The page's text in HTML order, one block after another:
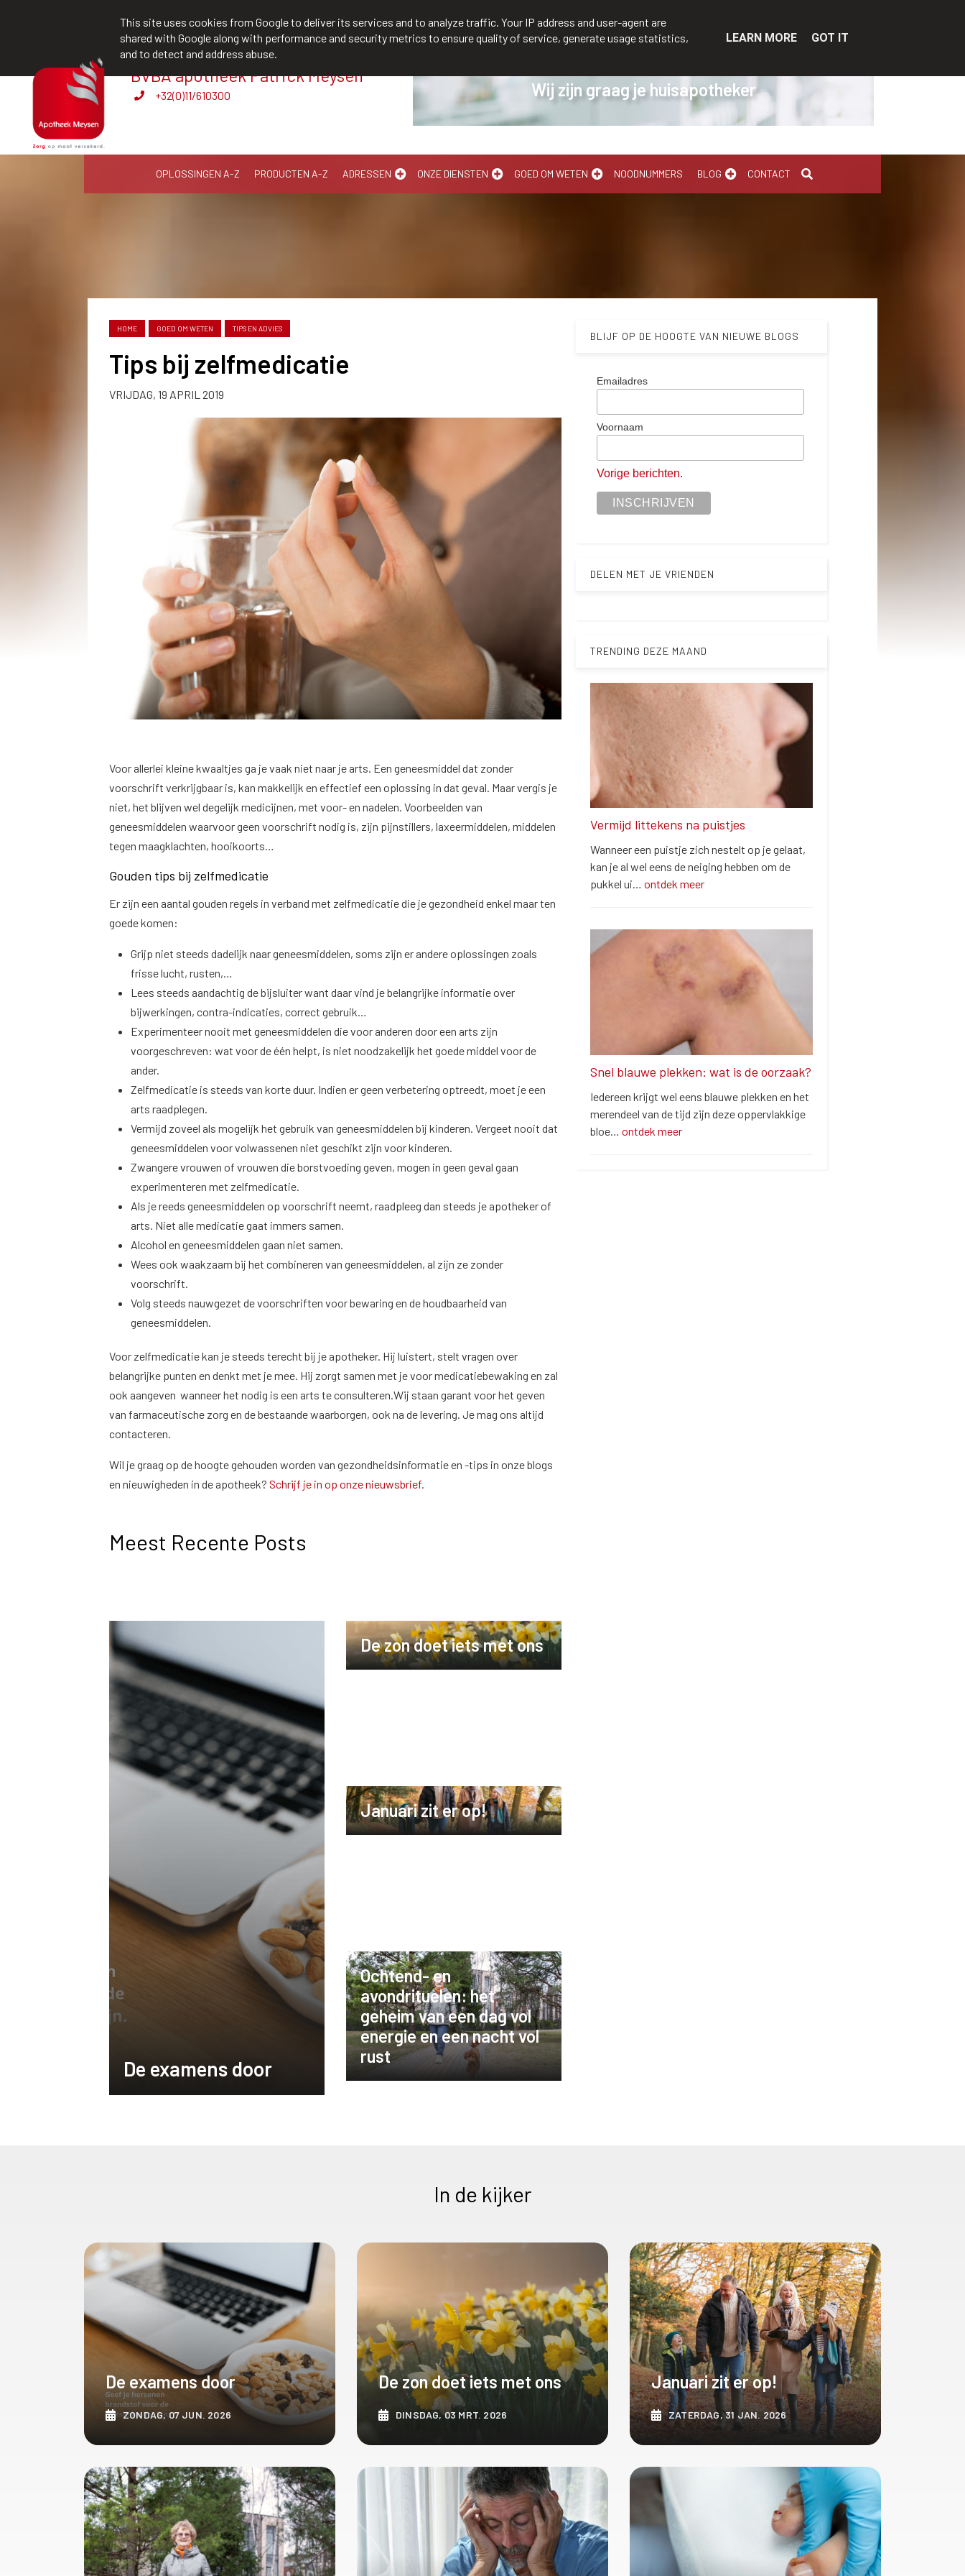
team@apotheekmeysen.be +32(0)11/610300
BVBA apotheek Patrick Meysen
+32(0)11/610300
Wij zijn graag je huisapotheker Verhuur persoonlijke hulpmiddelen
OPLOSSINGEN A-Z PRODUCTEN A-Z ADRESSEN ONZE DIENSTEN GOED OM WETEN NOODNUMMERS BLOG CONTACT
HOME GOED OM WETEN TIPS EN ADVIES
Tips bij zelfmedicatie
VRIJDAG, 19 APRIL 2019
Voor allerlei kleine kwaaltjes ga je vaak niet naar je arts. Een geneesmiddel dat zonder
voorschrift verkrijgbaar is, kan makkelijk en effectief een oplossing in dat geval. Maar vergis je
niet, het blijven wel degelijk medicijnen, met voor- en nadelen. Voorbeelden van
geneesmiddelen waarvoor geen voorschrift nodig is, zijn pijnstillers, laxeermiddelen, middelen
tegen maagklachten, hooikoorts…
Gouden tips bij zelfmedicatie
Er zijn een aantal gouden regels in verband met zelfmedicatie die je gezondheid enkel maar ten
goede komen:
Grijp niet steeds dadelijk naar geneesmiddelen, soms zijn er andere oplossingen zoals
frisse lucht, rusten,…
Lees steeds aandachtig de bijsluiter want daar vind je belangrijke informatie over
bijwerkingen, contra-indicaties, correct gebruik…
Experimenteer nooit met geneesmiddelen die voor anderen door een arts zijn
voorgeschreven: wat voor de één helpt, is niet noodzakelijk het goede middel voor de
ander.
Zelfmedicatie is steeds van korte duur. Indien er geen verbetering optreedt, moet je een
arts raadplegen.
Vermijd zoveel als mogelijk het gebruik van geneesmiddelen bij kinderen. Vergeet nooit dat
geneesmiddelen voor volwassenen niet geschikt zijn voor kinderen.
Zwangere vrouwen of vrouwen die borstvoeding geven, mogen in geen geval gaan
experimenteren met zelfmedicatie.
Als je reeds geneesmiddelen op voorschrift neemt, raadpleeg dan steeds je apotheker of
arts. Niet alle medicatie gaat immers samen.
Alcohol en geneesmiddelen gaan niet samen.
Wees ook waakzaam bij het combineren van geneesmiddelen, al zijn ze zonder
voorschrift.
Volg steeds nauwgezet de voorschriften voor bewaring en de houdbaarheid van
geneesmiddelen.
Voor zelfmedicatie kan je steeds terecht bij je apotheker. Hij luistert, stelt vragen over
belangrijke punten en denkt met je mee. Hij zorgt samen met je voor medicatiebewaking en zal
ook aangeven wanneer het nodig is een arts te consulteren.Wij staan garant voor het geven
van farmaceutische zorg en de bestaande waarborgen, ook na de levering. Je mag ons altijd
contacteren.
Wil je graag op de hoogte gehouden worden van gezondheidsinformatie en -tips in onze blogs
en nieuwigheden in de apotheek? Schrijf je in op onze nieuwsbrief.
Meest Recente Posts
De examens door
De zon doet iets met ons
Januari zit er op!
Ochtend- en
avondrituelen: het
geheim van een dag vol
energie en een nacht vol
rust
BLIJF OP DE HOOGTE VAN NIEUWE BLOGS
Emailadres
Voornaam
Vorige berichten.
DELEN MET JE VRIENDEN
TRENDING DEZE MAAND
Vermijd littekens na puistjes
Wanneer een puistje zich nestelt op je gelaat,
kan je al wel eens de neiging hebben om de
pukkel ui… ontdek meer
Snel blauwe plekken: wat is de oorzaak?
Iedereen krijgt wel eens blauwe plekken en het
merendeel van de tijd zijn deze oppervlakkige
bloe… ontdek meer
In de kijker
De examens door
ZONDAG, 07 JUN. 2026
ONTDEK MEER
De zon doet iets met ons
DINSDAG, 03 MRT. 2026
ONTDEK MEER
Januari zit er op!
ZATERDAG, 31 JAN. 2026
ONTDEK MEER
This site uses cookies from Google to deliver its services and to analyze traffic. Your IP address and user-agent are
shared with Google along with performance and security metrics to ensure quality of service, generate usage statistics,
and to detect and address abuse.
LEARN MORE GOT IT